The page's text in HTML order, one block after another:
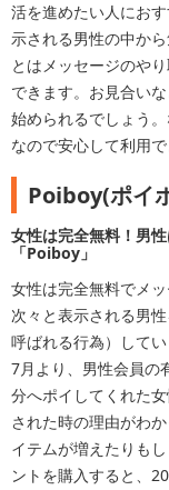
活を進めたい人にお
示される男性の中か
とはメッセージのや
できます。お見合い
始められるでしょう
なので安心して利用で
Poiboy(ポイ
女性は完全無料！男
「Poiboy」
女性は完全無料でメ
次々と表示される男
呼ばれる行為）して
7月より、男性会員の
分へポイしてくれた
された時の理由がわ
イテムが増えたりも
ントを購入すると、